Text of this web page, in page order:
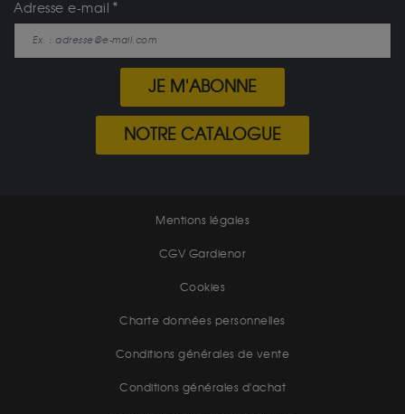
Adresse e-mail
JE M'ABONNE
NOTRE CATALOGUE
Mentions légales
CGV Gardienor
Cookies
Charte données personnelles
Conditions générales de vente
Conditions générales d'achat